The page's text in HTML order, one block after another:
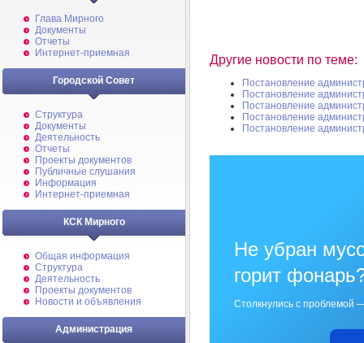
Глава Мирного
Документы
Отчеты
Интернет-приемная
Городской Совет
Структура
Документы
Деятельность
Отчеты
Проекты документов
Публичные слушания
Информация
Интернет-приемная
КСК Мирного
Общая информация
Структура
Деятельность
Проекты документов
Новости и объявления
Администрация
Другие новости по теме:
Постановление
Постановление
Постановление
Постановление
Постановление
Не убран
горит
Столкнулись с проблемой